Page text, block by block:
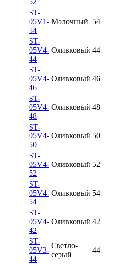
ST-
05V1-
54
Молочный 54
ST-
05V4-
44
Оливковый 44
ST-
05V4-
46
Оливковый 46
ST-
05V4-
48
Оливковый 48
ST-
05V4-
50
Оливковый 50
ST-
05V4-
52
Оливковый 52
ST-
05V4-
54
Оливковый 54
ST-
05V4-
42
Оливковый 42
ST-
05V3-
44
Светло-
серый
44